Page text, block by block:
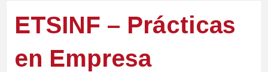
ETSINF – Prácticas
en Empresa